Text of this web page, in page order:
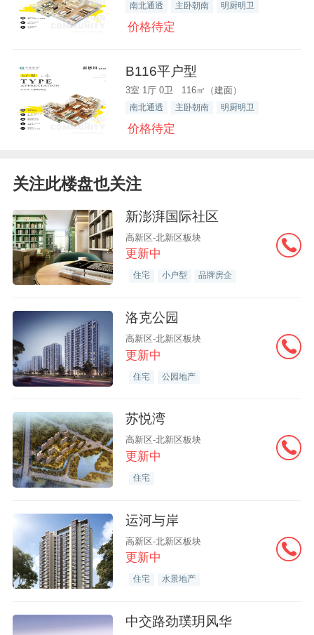
南北通透 主卧朝南 明厨明卫
价格待定
B116平户型
3室 1厅 0卫 116㎡（建面）
南北通透 主卧朝南 明厨明卫
价格待定
关注此楼盘也关注
新澎湃国际社区
高新区-北新区板块
更新中
住宅 小户型 品牌房企
洛克公园
高新区-北新区板块
更新中
住宅 公园地产
苏悦湾
高新区-北新区板块
更新中
住宅
运河与岸
高新区-北新区板块
更新中
住宅 水景地产
中交路劲璞玥风华